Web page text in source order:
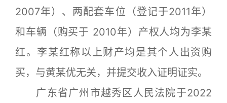
2007年）、两配套车位（登记于2011年）
和车辆（购买于 2010年）产权人均为李某
红。李某红称以上财产均是其个人出资购
买，与黄某优无关，并提交收入证明证实。
广东省广州市越秀区人民法院于2022